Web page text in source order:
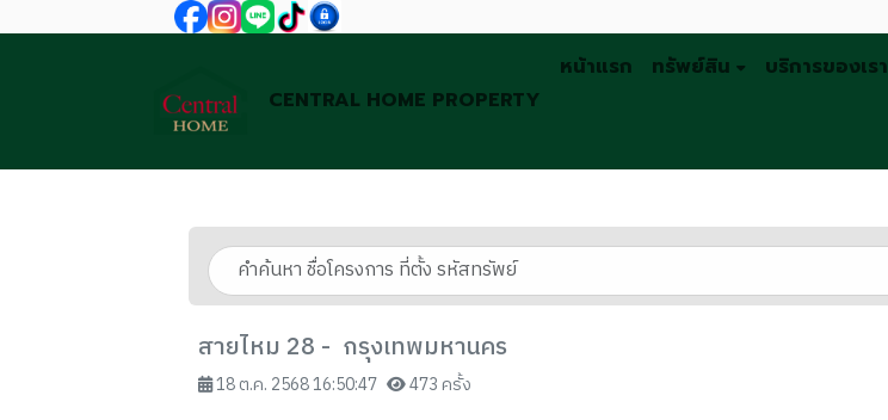
CENTRAL HOME PROPERTY
หน้าแรก ทรัพย์สิน บริการของเรา
สายไหม 28 - กรุงเทพมหานคร
18 ต.ค. 2568 16:50:47 473 ครั้ง